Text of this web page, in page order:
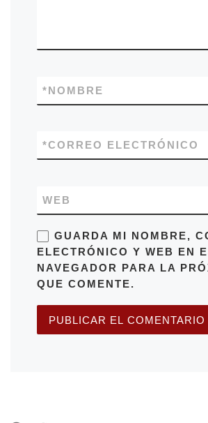
NOMBRE
*
CORREO ELECTRÓNICO
*
WEB
GUARDA MI NOMBRE,
ELECTRÓNICO Y WEB EN
NAVEGADOR PARA LA
QUE COMENTE.